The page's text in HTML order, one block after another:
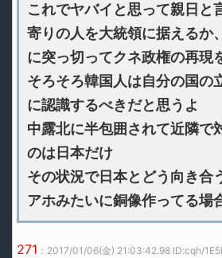
これでヤバイと思って親日と
寄りの人を大統領に据えるか
に突っ切ってクネ政権の再現
そろそろ韓国人は自分の国の
に認識するべきだと思うよ
中露北に半包囲されて近隣で
のは日本だけ
その状況で日本とどう向き合
アホみたいに銅像作ってる場
271 ：2017/01/06(金) 21:03:42.98 ID:cqh/